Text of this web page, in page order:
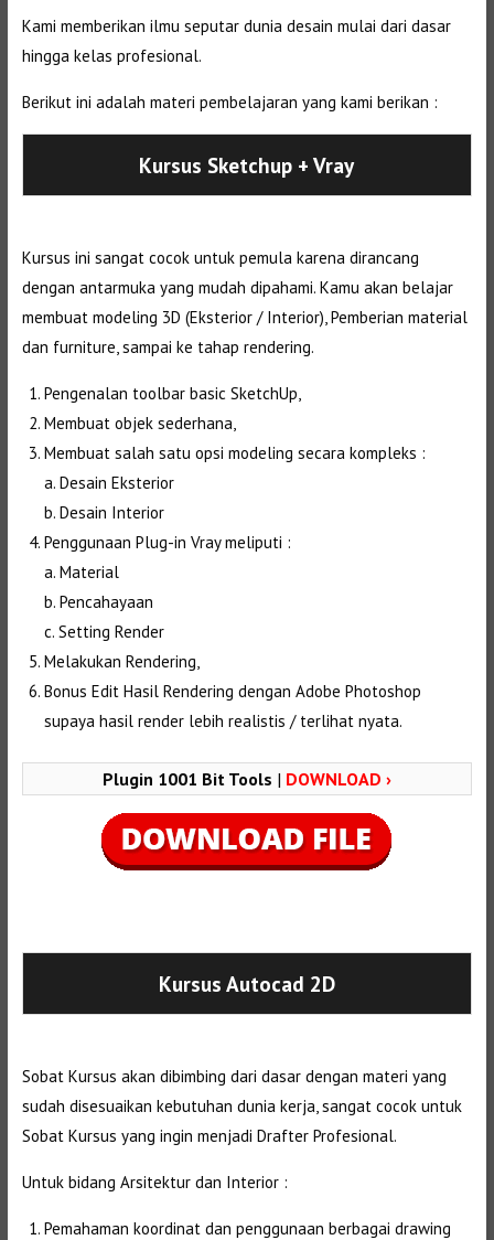
Kami memberikan ilmu seputar dunia desain mulai dari dasar
hingga kelas profesional.
Berikut ini adalah materi pembelajaran yang kami berikan :
Kursus Sketchup + Vray
Kursus ini sangat cocok untuk pemula karena dirancang
dengan antarmuka yang mudah dipahami. Kamu akan belajar
membuat modeling 3D (Eksterior / Interior), Pemberian material
dan furniture, sampai ke tahap rendering.
Pengenalan toolbar basic SketchUp,
Membuat objek sederhana,
Membuat salah satu opsi modeling secara kompleks :
a. Desain Eksterior
b. Desain Interior
Penggunaan Plug-in Vray meliputi :
a. Material
b. Pencahayaan
c. Setting Render
Melakukan Rendering,
Bonus Edit Hasil Rendering dengan Adobe Photoshop
supaya hasil render lebih realistis / terlihat nyata.
Plugin 1001 Bit Tools | DOWNLOAD ›
Kursus Autocad 2D
Sobat Kursus akan dibimbing dari dasar dengan materi yang
sudah disesuaikan kebutuhan dunia kerja, sangat cocok untuk
Sobat Kursus yang ingin menjadi Drafter Profesional.
Untuk bidang Arsitektur dan Interior :
Pemahaman koordinat dan penggunaan berbagai drawing